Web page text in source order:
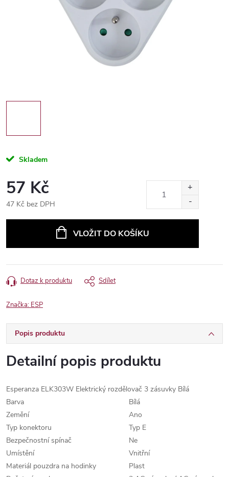
Skladem
57 Kč
47 Kč bez DPH
VLOŽIT DO KOŠÍKU
Dotaz k produktu Sdílet
Značka: ESP
Popis produktu
Detailní popis produktu
Esperanza ELK303W Elektrický rozdělovač 3 zásuvky Bílá
Barva
Bílá
Zemění
Ano
Typ konektoru
Typ E
Bezpečnostní spínač
Ne
Umístění
Vnitřní
Materiál pouzdra na hodinky
Plast